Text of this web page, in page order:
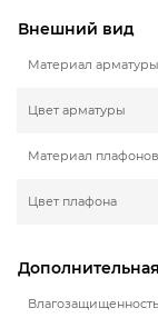
Внешний вид
Материал арматуры
Цвет арматуры
Материал плафонов
Цвет плафона
Влагозащищенность